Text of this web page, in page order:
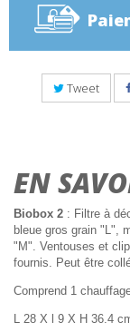
Tweet
EN
Biobox 2 : Filtre à
bleue gros grain "L",
"M". Ventouses et
fournis. Peut être
Comprend 1
L 28 X l 9 X H 36.4